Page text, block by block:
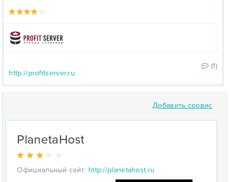
(1)
http://profitserver.ru
Добавить сервис
PlanetaHost
Официальный сайт: http://planetahost.ru